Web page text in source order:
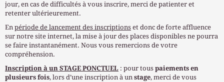
jour, en cas de difficultés à vous inscrire, merci de patienter et
retenter ultérieurement.
En période de lancement des inscriptions et donc de forte affluence
sur notre site internet, la mise à jour des places disponibles ne pourra
se faire instantanément. Nous vous remercions de votre
compréhension.
Inscription à un STAGE PONCTUEL : pour tous paiements en
plusieurs fois, lors d’une inscription à un stage, merci de vous